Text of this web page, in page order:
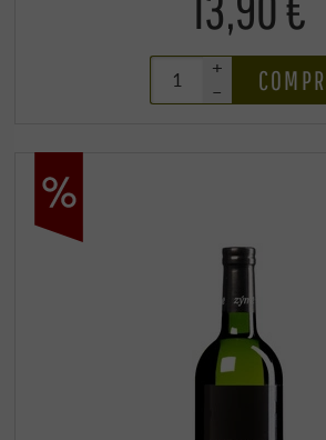
+
–